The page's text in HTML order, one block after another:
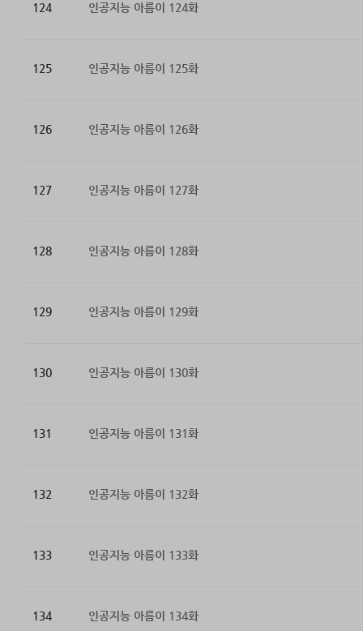
124 인공지능 아름이 124화
125 인공지능 아름이 125화
126 인공지능 아름이 126화
127 인공지능 아름이 127화
128 인공지능 아름이 128화
129 인공지능 아름이 129화
130 인공지능 아름이 130화
131 인공지능 아름이 131화
132 인공지능 아름이 132화
133 인공지능 아름이 133화
134 인공지능 아름이 134화